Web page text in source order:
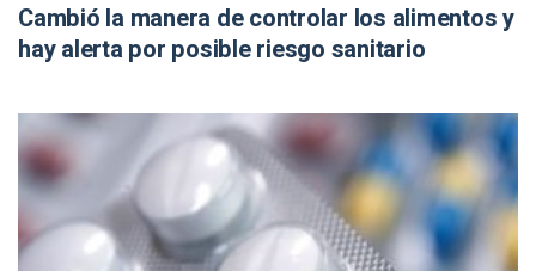
Cambió la manera de controlar los alimentos y
hay alerta por posible riesgo sanitario